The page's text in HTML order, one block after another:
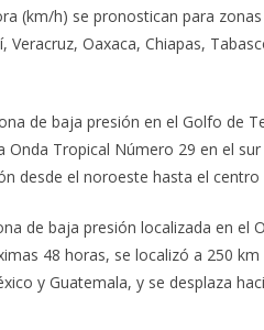
(km/h) se pronostican para zonas
Oaxaca, Chiapas,
de baja presión en el Golfo de
Tropical Número 29 en el
desde el noroeste hasta el centro
de baja presión localizada en el
48 horas, se localizó a 250 km
y Guatemala, y se desplaza